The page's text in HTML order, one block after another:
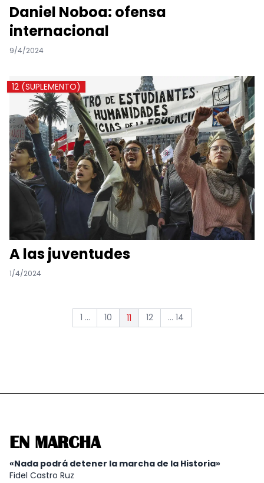
Daniel Noboa: ofensa
internacional
9/4/2024
12 (SUPLEMENTO)
A las juventudes
1/4/2024
1 ... 10 11 12 ... 14
EN MARCHA
«Nada podrá detener la marcha de la Historia»
Fidel Castro Ruz